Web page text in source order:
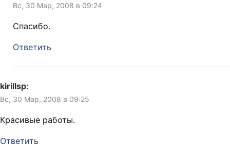
Вс, 30 Мар, 2008 в 09:24
Спасибо.
Ответить
kirillsp:
Вс, 30 Мар, 2008 в 09:25
Красивые работы.
Ответить